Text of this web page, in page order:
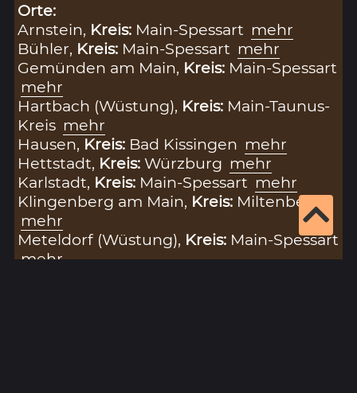
Orte:
Arnstein, Kreis: Main-Spessart mehr
Bühler, Kreis: Main-Spessart mehr
Gemünden am Main, Kreis: Main-Spessart
mehr
Hartbach (Wüstung), Kreis: Main-Taunus-
Kreis mehr
Hausen, Kreis: Bad Kissingen mehr
Hettstadt, Kreis:Würzburg mehr
Karlstadt, Kreis: Main-Spessart mehr
Klingenberg am Main, Kreis: Miltenberg
mehr
Meteldorf (Wüstung), Kreis: Main-Spessart
mehr